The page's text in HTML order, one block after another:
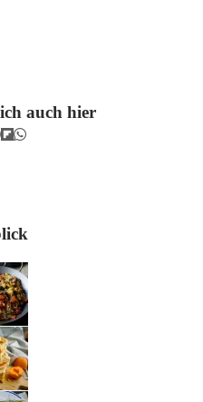
auch hier